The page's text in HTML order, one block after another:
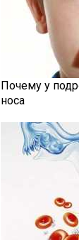
Почему у
носа